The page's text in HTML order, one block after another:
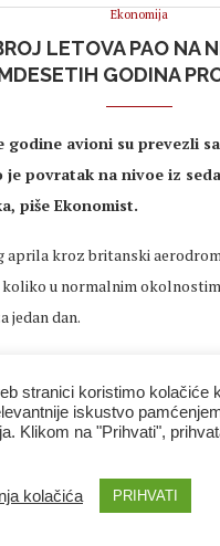
Ekonomija
LETOVA PAO NA
GODINA
godine avioni su prevezli
je povratak na nivoe iz
piše Ekonomist.
aprila kroz britanski
koliko u normalnim
jedan dan.
loše u ovoj situaciji je
za 21 odsto, dok je u
ima 75 odsto manje letova
stranici koristimo kolačiće
iskustvo
Klikom na "Prihvati",
kolačića PRIHVATI